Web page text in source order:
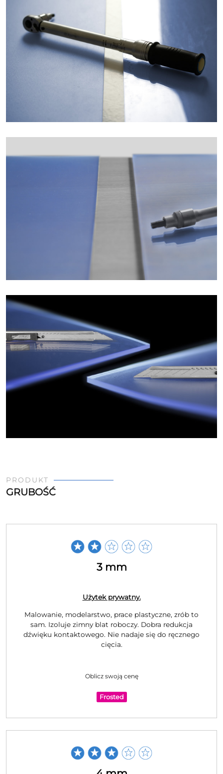
PRODUKT
GRUBOŚĆ
3 mm
Użytek prywatny.
Malowanie, modelarstwo, prace plastyczne, zrób to
sam. Izoluje zimny blat roboczy. Dobra redukcja
dźwięku kontaktowego. Nie nadaje się do ręcznego
cięcia.
Oblicz swoją cenę
Frosted